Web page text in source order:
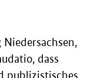
dass
publizistisches